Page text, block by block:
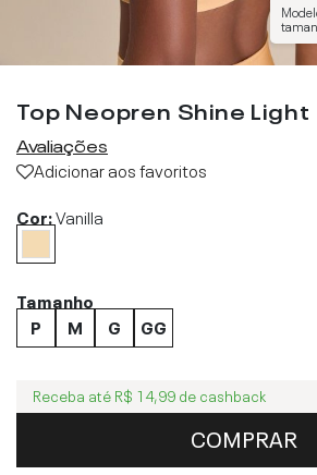
Top Neopren Shine Light
Avaliações
Adicionar aos favoritos
Cor:Vanilla
Tamanho
P
M G GG
Receba até R$ 14,99 de cashback
COMPRAR